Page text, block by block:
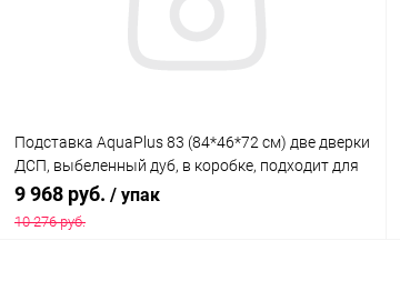
Подставка AquaPlus 83 (84*46*72 см) две дверки
ДСП, выбеленный дуб, в коробке, подходит для
модели аквариума PRO170
9 968 руб. / упак
10 276 руб.